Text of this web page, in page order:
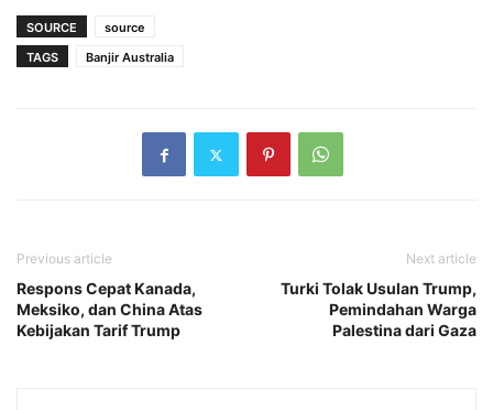
SOURCE
source
TAGS
Banjir Australia
Previous article
Respons Cepat Kanada,
Meksiko, dan China Atas
Kebijakan Tarif Trump
Next article
Turki Tolak Usulan Trump,
Pemindahan Warga
Palestina dari Gaza